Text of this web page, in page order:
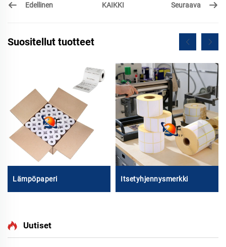
Edellinen KAIKKI Seuraava
Suositellut tuotteet
Lämpöpaperi Itsetyhjennysmerkki
Uutiset